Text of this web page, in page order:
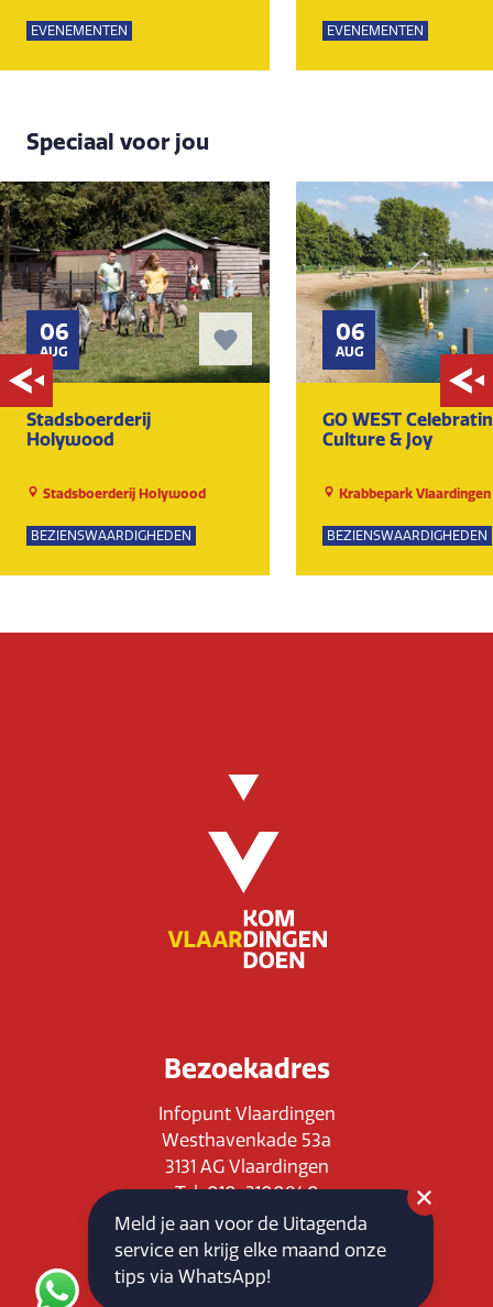
EVENEMENTEN EVENEMENTEN
Speciaal voor jou
06
AUG
Stadsboerderij
Holywood
Stadsboerderij Holywood
BEZIENSWAARDIGHEDEN
06
AUG
GO WEST
Culture & Joy
Krabbepark Vlaardingen
BEZIENSWAARDIGHEDEN
Bezoekadres
Infopunt Vlaardingen
Westhavenkade 53a
3131 AG Vlaardingen
Tel: 010-3100840
E-mail: info@vlaardingenpartners.nl
KvK: 71555544
BTW : NL858760939B01
Meld je aan voor de Uitagenda
service en krijg elke maand onze
tips via WhatsApp!